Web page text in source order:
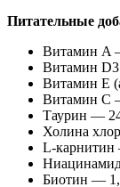
Питательные
Витамин A
Витамин
Витамин E
Витамин C
Таурин —
Холина
L-
Биотин —